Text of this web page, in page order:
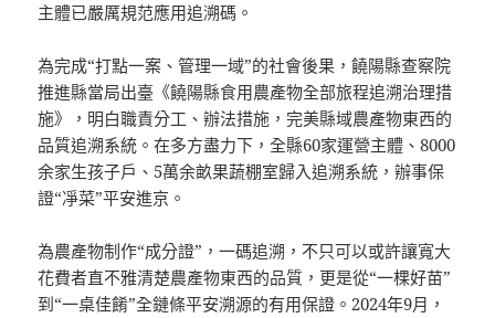
主體已嚴厲規范應用追溯碼。
為完成“打點一案、管理一域”的社會後果，饒陽縣查察院
推進縣當局出臺《饒陽縣食用農產物全部旅程追溯治理措
施》，明白職責分工、辦法措施，完美縣域農產物東西的
品質追溯系統。在多方盡力下，全縣60家運營主體、8000
余家生孩子戶、5萬余畝果蔬棚室歸入追溯系統，辦事保
證“凈菜”平安進京。
為農產物制作“成分證”，一碼追溯，不只可以或許讓寬大
花費者直不雅清楚農產物東西的品質，更是從“一棵好苗”
到“一桌佳餚”全鏈條平安溯源的有用保證。2024年9月，